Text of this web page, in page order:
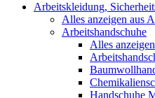
Arbeitskleidung,
Alles anzeigen aus
Arbeitshandschuhe
Alles
Handschuhe